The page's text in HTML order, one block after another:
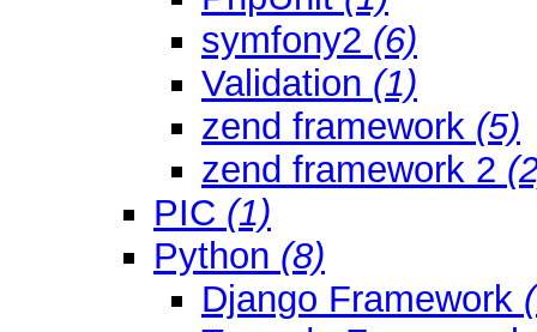
symfony2 (6)
Validation (1)
zend framework (5)
zend framework 2
PIC (1)
Python (8)
Django Framework